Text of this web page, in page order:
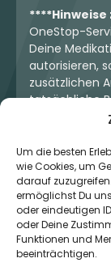
Um die besten
wie Cookies, um
darauf
ermöglichst Du
oder eindeutigen
oder Deine
Funktionen und
beeinträchtigen.
OneStop-
Deine
autorisieren,
zusätzlichen
tatsächliche
erfolgt
Dir und der
kein
lediglich der
Nutzung ist
ärztliche
unabhängig